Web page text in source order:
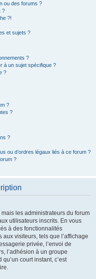
ou des forums ?
?
?!
et sujets ?
?
à un sujet spécifique ?
?
?
?
?
ou d’ordres légaux liés à ce forum ?
?
les administrateurs du forum
utilisateurs inscrits. En vous
à des fonctionnalités
visiteurs, tels que l’affichage
privée, l’envoi de
l’adhésion à un groupe
court instant, c’est